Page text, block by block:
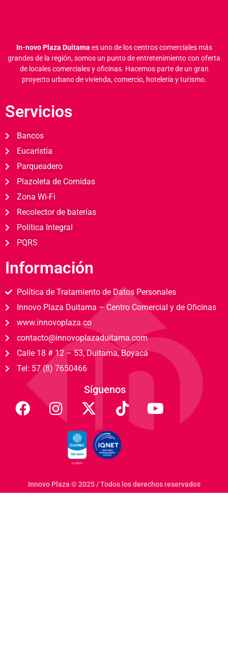
In-novo Plaza Duitama es uno de los centros comerciales más
grandes de la región, somos un punto de entretenimiento con oferta
de locales comerciales y oficinas. Hacemos parte de un gran
proyecto urbano de vivienda, comercio, hotelería y turismo.
Servicios
Bancos
Eucaristía
Parqueadero
Plazoleta de Comidas
Zona Wi-Fi
Recolector de baterías
Política Integral
PQRS
Información
Política de Tratamiento de Datos Personales
Innovo Plaza Duitama – Centro Comercial y de Oficinas
www.innovoplaza.co
contacto@innovoplazaduitama.com
Calle 18 # 12 – 53, Duitama, Boyacá
Tel: 57 (8) 7650466
Síguenos
Innovo Plaza © 2025 / Todos los derechos reservados